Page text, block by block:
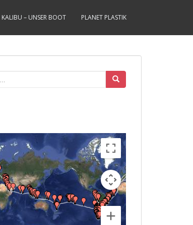
KALIBU – UNSER BOOT PLANET PLASTIK